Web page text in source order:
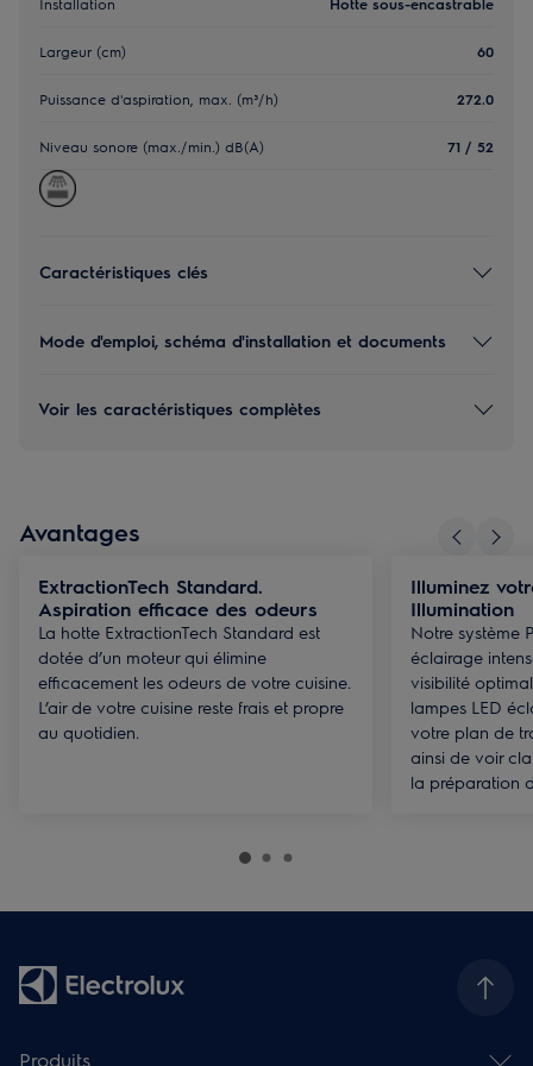
Largeur (cm) 60
Puissance d'aspiration, max. (m³/h) 272.0
Niveau sonore (max./min.) dB(A) 71 / 52
Caractéristiques clés
Mode d'emploi, schéma d'installation et documents
Voir les caractéristiques complètes
Avantages
ExtractionTech Standard.
Aspiration efficace des odeurs
La hotte ExtractionTech Standard est
dotée d’un moteur qui élimine
efficacement les odeurs de votre cuisine.
L’air de votre cuisine reste frais et propre
au quotidien.
Illuminez
Illumination
Notre système
éclairage
visibilité
lampes LED
votre plan de
ainsi de voir
la préparation
Produits